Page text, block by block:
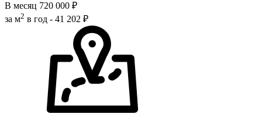
В месяц 720 000 ₽
за м2 в год - 41 202 ₽